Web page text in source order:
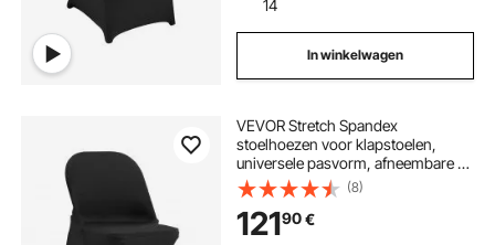
14
In winkelwagen
VEVOR Stretch Spandex
stoelhoezen voor klapstoelen,
universele pasvorm, afneembare en
wasbare hoezen, voor bruiloften en
feestdagen (100 stuks, zwart)
(8)
12190€